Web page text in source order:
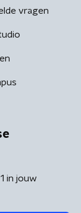
vragen
in jouw